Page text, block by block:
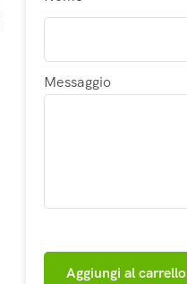
Messaggio
Aggiungi al carrello